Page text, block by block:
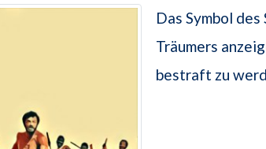
Das Symbol
Träumers
bestraft zu